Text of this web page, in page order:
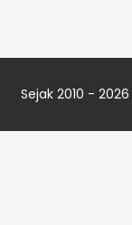
Sejak 2010 - 2026